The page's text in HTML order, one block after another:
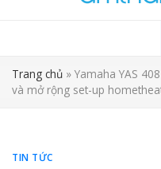
Trang chủ » Yamaha YAS
và mở rộng set-up
TIN TỨC